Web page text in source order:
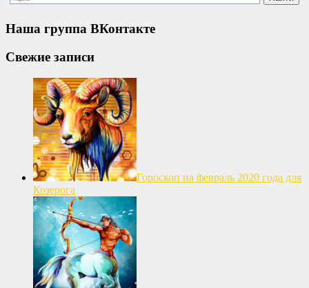
Наша группа ВКонтакте
Свежие записи
Гороскоп на февраль 2020 года для
Козерога